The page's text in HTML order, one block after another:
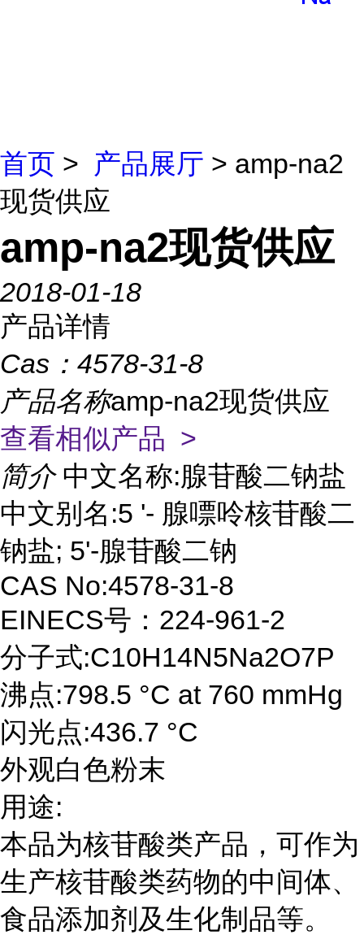
首页 > 产品展厅 > amp-na2
现货供应
amp-na2现货供应
2018-01-18
产品详情
Cas： 4578-31-8
产品名称amp-na2现货供应
查看相似产品 >
简介 中文名称:腺苷酸二钠盐
中文别名:5 '- 腺嘌呤核苷酸二
钠盐; 5'-腺苷酸二钠
CAS No:4578-31-8
EINECS号：224-961-2
分子式:C10H14N5Na2O7P
沸点:798.5 °C at 760 mmHg
闪光点:436.7 °C
外观白色粉末
用途:
本品为核苷酸类产品，可作为
生产核苷酸类药物的中间体、
食品添加剂及生化制品等。